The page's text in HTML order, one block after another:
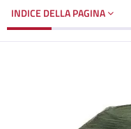
INDICE DELLA PAGINA